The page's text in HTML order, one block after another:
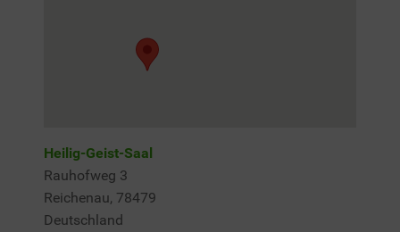
Heilig-Geist-Saal
Rauhofweg 3
Reichenau, 78479
Deutschland